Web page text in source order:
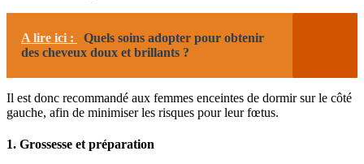
A lire ici :
Quels soins adopter pour obtenir
des cheveux doux et brillants ?
Il est donc recommandé aux femmes enceintes de dormir sur le côté
gauche, afin de minimiser les risques pour leur fœtus.
1. Grossesse et préparation